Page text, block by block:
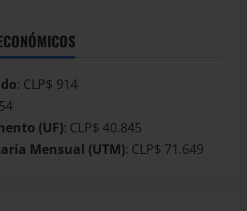
: CLP$ 914
(UF): CLP$ 40.845
Mensual (UTM): CLP$ 71.649